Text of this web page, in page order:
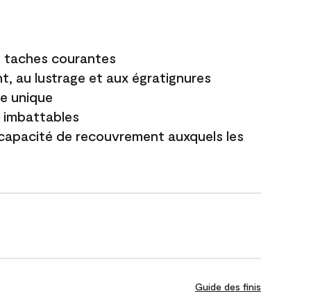
taches courantes
au lustrage et aux égratignures
unique
de recouvrement auxquels les
Guide des finis